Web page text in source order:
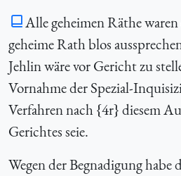
Alle geheimen Räthe
geheime Rath blos
Jehlin wäre vor Gericht zu
Vornahme der Spezial-
Verfahren nach {4r} diesem
Gerichtes seie.
Wegen der Begnadigung habe